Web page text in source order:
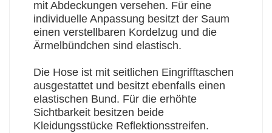
mit Abdeckungen versehen. Für eine
individuelle Anpassung besitzt der Saum
einen verstellbaren Kordelzug und die
Ärmelbündchen sind elastisch.
Die Hose ist mit seitlichen Eingrifftaschen
ausgestattet und besitzt ebenfalls einen
elastischen Bund. Für die erhöhte
Sichtbarkeit besitzen beide
Kleidungsstücke Reflektionsstreifen.